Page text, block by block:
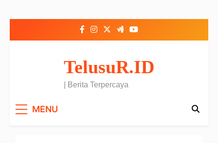
TelusuR.ID
| Berita Terpercaya
MENU